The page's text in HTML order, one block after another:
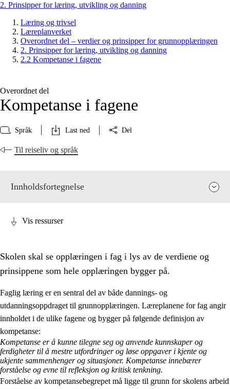
2. Prinsipper for læring, utvikling og danning
Læring og trivsel
Læreplanverket
Overordnet del – verdier og prinsipper for grunnopplæringen
2. Prinsipper for læring, utvikling og danning
2.2 Kompetanse i fagene
Overordnet del
Kompetanse i fagene
Språk Last ned Del
Til reiseliv og språk
Innholdsfortegnelse
2. Prinsipper for læring, utvikling og danning
2.1 Sosial læring og utvikling
Vis ressurser
Skolen skal se opplæringen i fag i lys av de verdiene og
prinsippene som hele opplæringen bygger på.
Faglig læring er en sentral del av både dannings- og
utdanningsoppdraget til grunnopplæringen. Læreplanene for fag angir
innholdet i de ulike fagene og bygger på følgende definisjon av
kompetanse:
Kompetanse er å kunne tilegne seg og anvende kunnskaper og
ferdigheter til å mestre utfordringer og løse oppgaver i kjente og
ukjente sammenhenger og situasjoner. Kompetanse innebærer
forståelse og evne til refleksjon og kritisk tenkning.
Forståelse av kompetansebegrepet må ligge til grunn for skolens arbeid